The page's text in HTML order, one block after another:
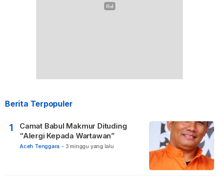
Berita Terpopuler
1
Camat Babul Makmur Dituding
“Alergi Kepada Wartawan”
Aceh Tenggara - 3 minggu yang lalu